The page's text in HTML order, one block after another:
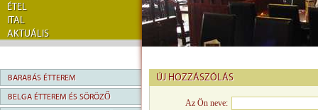
ÉTEL
ITAL
AKTUÁLIS
BARABÁS ÉTTEREM
BELGA ÉTTEREM ÉS SÖRÖZŐ
ÚJ HOZZÁSZÓLÁS
Az Ön neve: